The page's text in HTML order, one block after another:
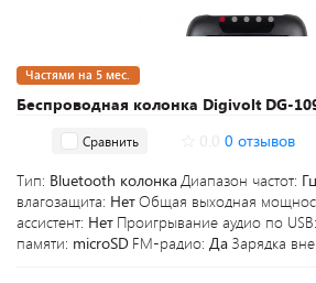
Беспроводная колонка Digivolt DG-
Частями на 5 мес.
Сравнить 0 отзывов
Тип: Bluetooth колонкаДиапазон частот:
влагозащита: НетОбщая выходная
ассистент: Нет Проигрывание аудио по USB:
памяти: microSD FM-радио: Да Зарядка